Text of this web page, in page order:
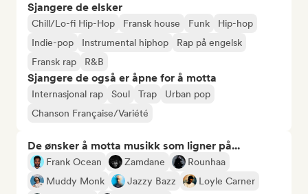
Sjangere de elsker
Chill/Lo-fi Hip-Hop Fransk house Funk
Hip-hop
Indie-pop
Instrumental hiphop
Rap på engelsk
Fransk rap
R&B
Sjangere de også er åpne for å motta
Internasjonal rap Soul Trap
Urban pop
Chanson Française/Variété
De ønsker å motta musikk som ligner på...
Frank Ocean Zamdane
Rounhaa
Muddy Monk
Jazzy Bazz
Loyle Carner